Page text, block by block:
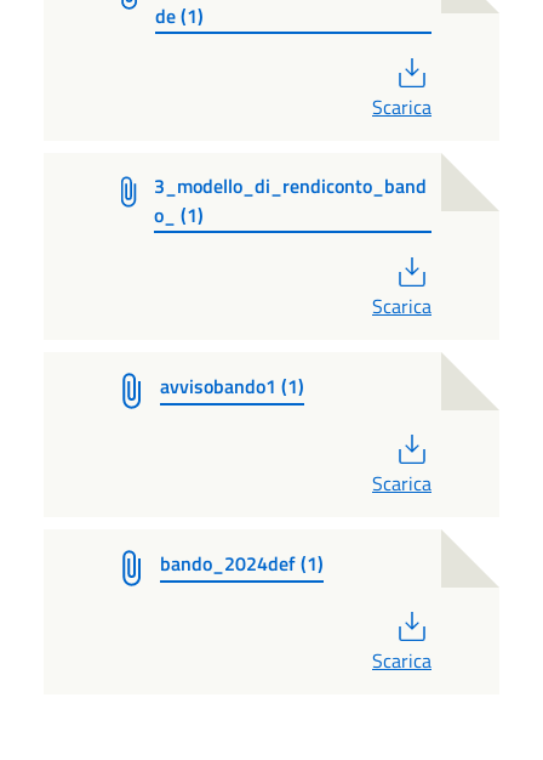
de (1)
Scarica
3_modello_di_rendiconto_band
o_ (1)
Scarica
avvisobando1 (1)
Scarica
bando_2024def (1)
Scarica